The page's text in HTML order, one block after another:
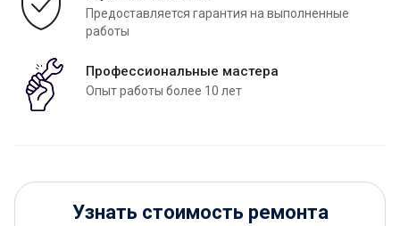
Предоставляется гарантия на выполненные
работы
Профессиональные мастера
Опыт работы более 10 лет
Узнать стоимость ремонта